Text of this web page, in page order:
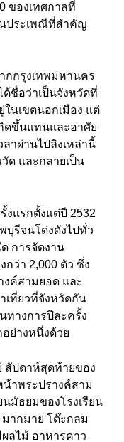
ของเทศกาลที่
นประเพณีที่สำคัญ
กกรุงเทพมหานคร
ด้ชื่อว่าเป็นจังหวัดที่
นเขตนอกเมือง แต่
ดขึ้นแทนและอาศัย
าผ่านไปลิงเหล่านี้
ด และกลายเป็น
งแรกตั้งแต่ปี 2532
บุรีจนโด่งดังไปทั่ว
การจัดงาน
ว่า 2,000 ตัว ซึ่ง
งค์สามยอด และ
เที่ยวที่จังหวัดกัน
ทางการปีละครั้ง
ย่างหนึ่งด้วย
สัปดาห์สุดท้ายของ
าพระปรางค์สาม
มัธยมของโรงเรียน
ากมาย โต๊ะกลม
ลไม้ อาหารคาว